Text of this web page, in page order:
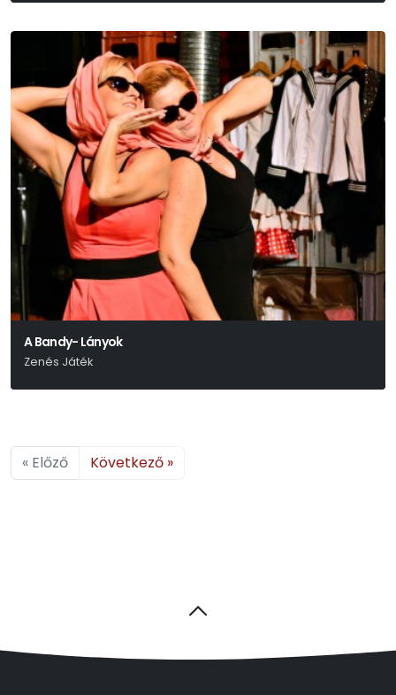
A Bandy- Lányok
Zenés Játék
« Előző Következő »